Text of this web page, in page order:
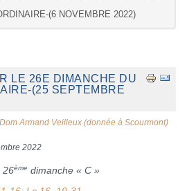
(6 NOVEMBRE 2022)
LE 26E DIMANCHE DU
(25 SEPTEMBRE
Armand Veilleux (donnée à Scourmont)
2022
26ème dimanche « C »